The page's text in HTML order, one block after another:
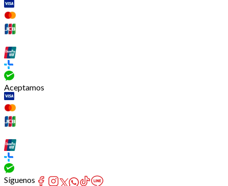
Aceptamos
Síguenos